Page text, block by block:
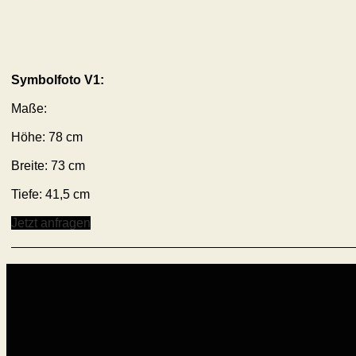
Symbolfoto V1:
Maße:
Höhe: 78 cm
Breite: 73 cm
Tiefe: 41,5 cm
Jetzt anfragen